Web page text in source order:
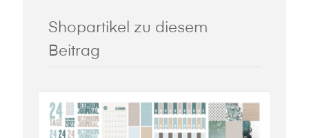
Shopartikel zu diesem
Beitrag